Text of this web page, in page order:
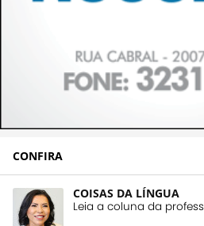
CONFIRA
COISAS DA LÍNGUA
Leia a coluna da